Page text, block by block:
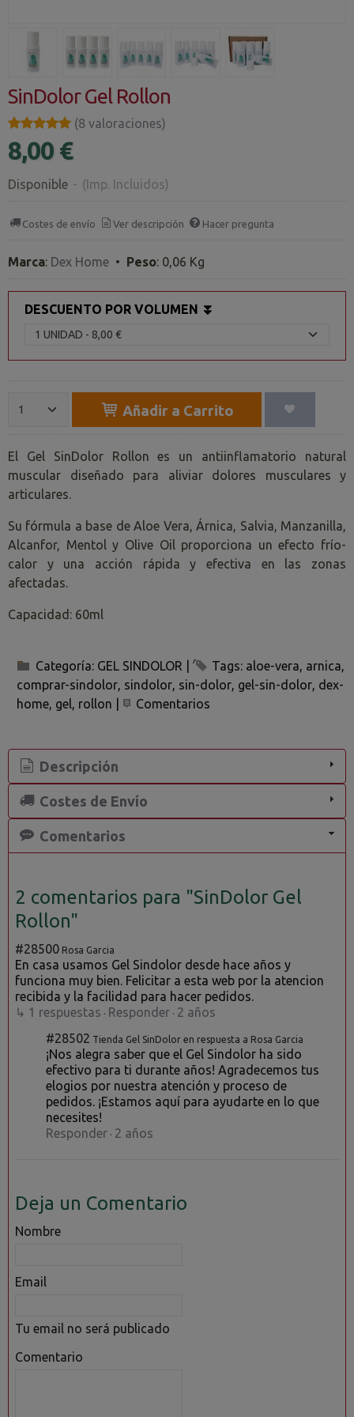
SinDolor Gel Rollon
★★★★★
★★★★★ (8 valoraciones)
8,00 €
Disponible - (Imp. Incluidos)
Costes de envío Ver descripción Hacer pregunta
Marca: Dex Home • Peso: 0,06 Kg
DESCUENTO POR VOLUMEN ⏬
Añadir a Carrito
El Gel SinDolor Rollon es un antiinflamatorio natural
muscular diseñado para aliviar dolores musculares y
articulares.
Su fórmula a base de Aloe Vera, Árnica, Salvia, Manzanilla,
Alcanfor, Mentol y Olive Oil proporciona un efecto frío-
calor y una acción rápida y efectiva en las zonas
afectadas.
Capacidad: 60ml
Categoría: GEL SINDOLOR Tags: aloe-vera arnica
comprar-sindolor sindolor sin-dolor gel-sin-dolor dex-
home gel rollon Comentarios
Descripción
Costes de Envío
Comentarios
2 comentarios para "SinDolor Gel
Rollon"
#28500 Rosa Garcia
En casa usamos Gel Sindolor desde hace años y
funciona muy bien. Felicitar a esta web por la atencion
recibida y la facilidad para hacer pedidos.
↳ 1 respuestas · Responder · 2 años
#28502
Tienda Gel SinDolor en respuesta a Rosa Garcia
¡Nos alegra saber que el Gel Sindolor ha sido
efectivo para ti durante años! Agradecemos tus
elogios por nuestra atención y proceso de
pedidos. ¡Estamos aquí para ayudarte en lo que
necesites!
Responder · 2 años
Deja un Comentario
Nombre
Email
Tu email no será publicado
Comentario